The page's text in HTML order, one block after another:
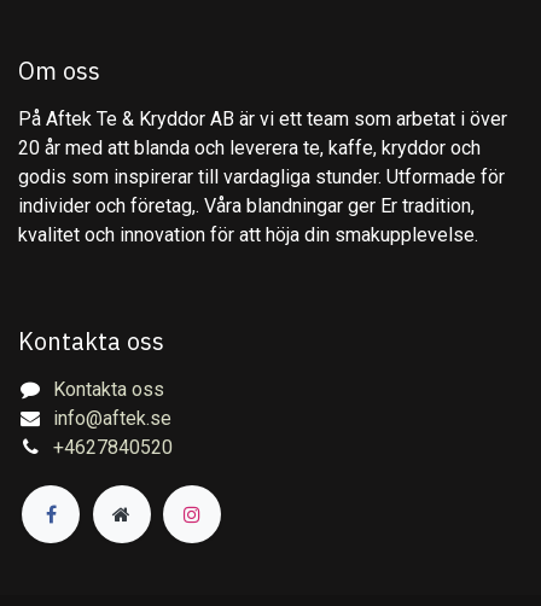
Om oss
På Aftek Te & Kryddor AB är vi ett team som arbetat i över
20 år med att blanda och leverera te, kaffe, kryddor och
godis som inspirerar till vardagliga stunder. Utformade för
individer och företag,. Våra blandningar ger Er tradition,
kvalitet och innovation för att höja din smakupplevelse.
Kontakta oss
Kontakta oss
info@aftek.se
+4627840520